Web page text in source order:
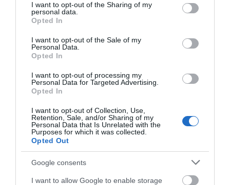
not limited to your visit or usage behaviour. You may click to
grant or deny consent to Google and its third-party tags to
use your data for below specified purposes in below Google
consent section.
I want to opt-out of the Sharing of my
personal data.
Opted In
I want to opt-out of the Sale of my
Personal Data.
Opted In
I want to opt-out of processing my
Personal Data for Targeted Advertising.
Opted In
I want to opt-out of Collection, Use,
Retention, Sale, and/or Sharing of my
Personal Data that Is Unrelated with the
Purposes for which it was collected.
Opted Out
Google consents
I want to allow Google to enable storage
Προτεινόμενα άρθρα